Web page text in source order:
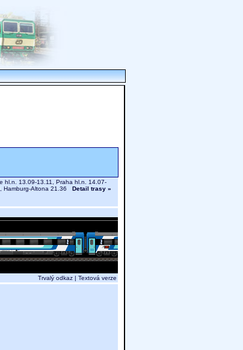
hl.n. 13.09-13.11, Praha hl.n. 14.07-
Hamburg-Altona 21.36 Detail trasy »
Trvalý odkaz | Textová verze